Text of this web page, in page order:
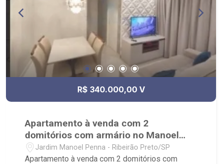
R$ 340.000,00 V
Apartamento à venda com 2
domitórios com armário no Manoel
Penna
Jardim Manoel Penna - Ribeirão Preto/SP
Apartamento à venda com 2 domitórios com